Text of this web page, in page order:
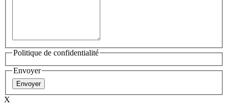
Politique de confidentialité
Envoyer
X